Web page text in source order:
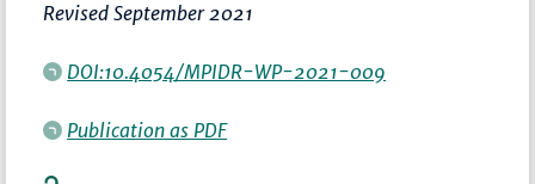
Revised September 2021
DOI:10.4054/MPIDR-WP-2021-009
Publication as PDF